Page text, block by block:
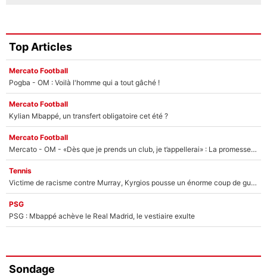
Top Articles
Mercato Football
Pogba - OM : Voilà l'homme qui a tout gâché !
Mercato Football
Kylian Mbappé, un transfert obligatoire cet été ?
Mercato Football
Mercato - OM - «Dès que je prends un club, je t’appellerai» : La promesse de Marcelino au moment de claquer la porte
Tennis
Victime de racisme contre Murray, Kyrgios pousse un énorme coup de gueule !
PSG
PSG : Mbappé achève le Real Madrid, le vestiaire exulte
Sondage